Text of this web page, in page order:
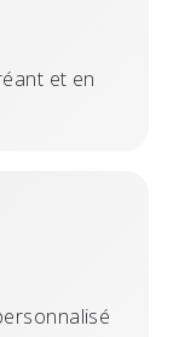
et en